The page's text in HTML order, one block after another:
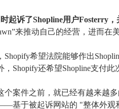
起诉了Shopline用户Fosterry，
来推动自己的经营，进而在
Shopify希望法院能够作出
，Shopify还希望Shopline支付
个案件之前，就已经有越来越
基于被起诉网站的 "整体外观